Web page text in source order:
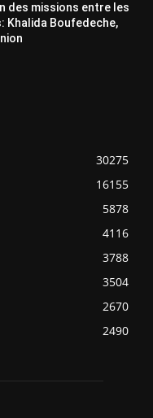
des missions entre les
Khalida Boufedeche,
30275
16155
5878
4116
3788
3504
2670
2490